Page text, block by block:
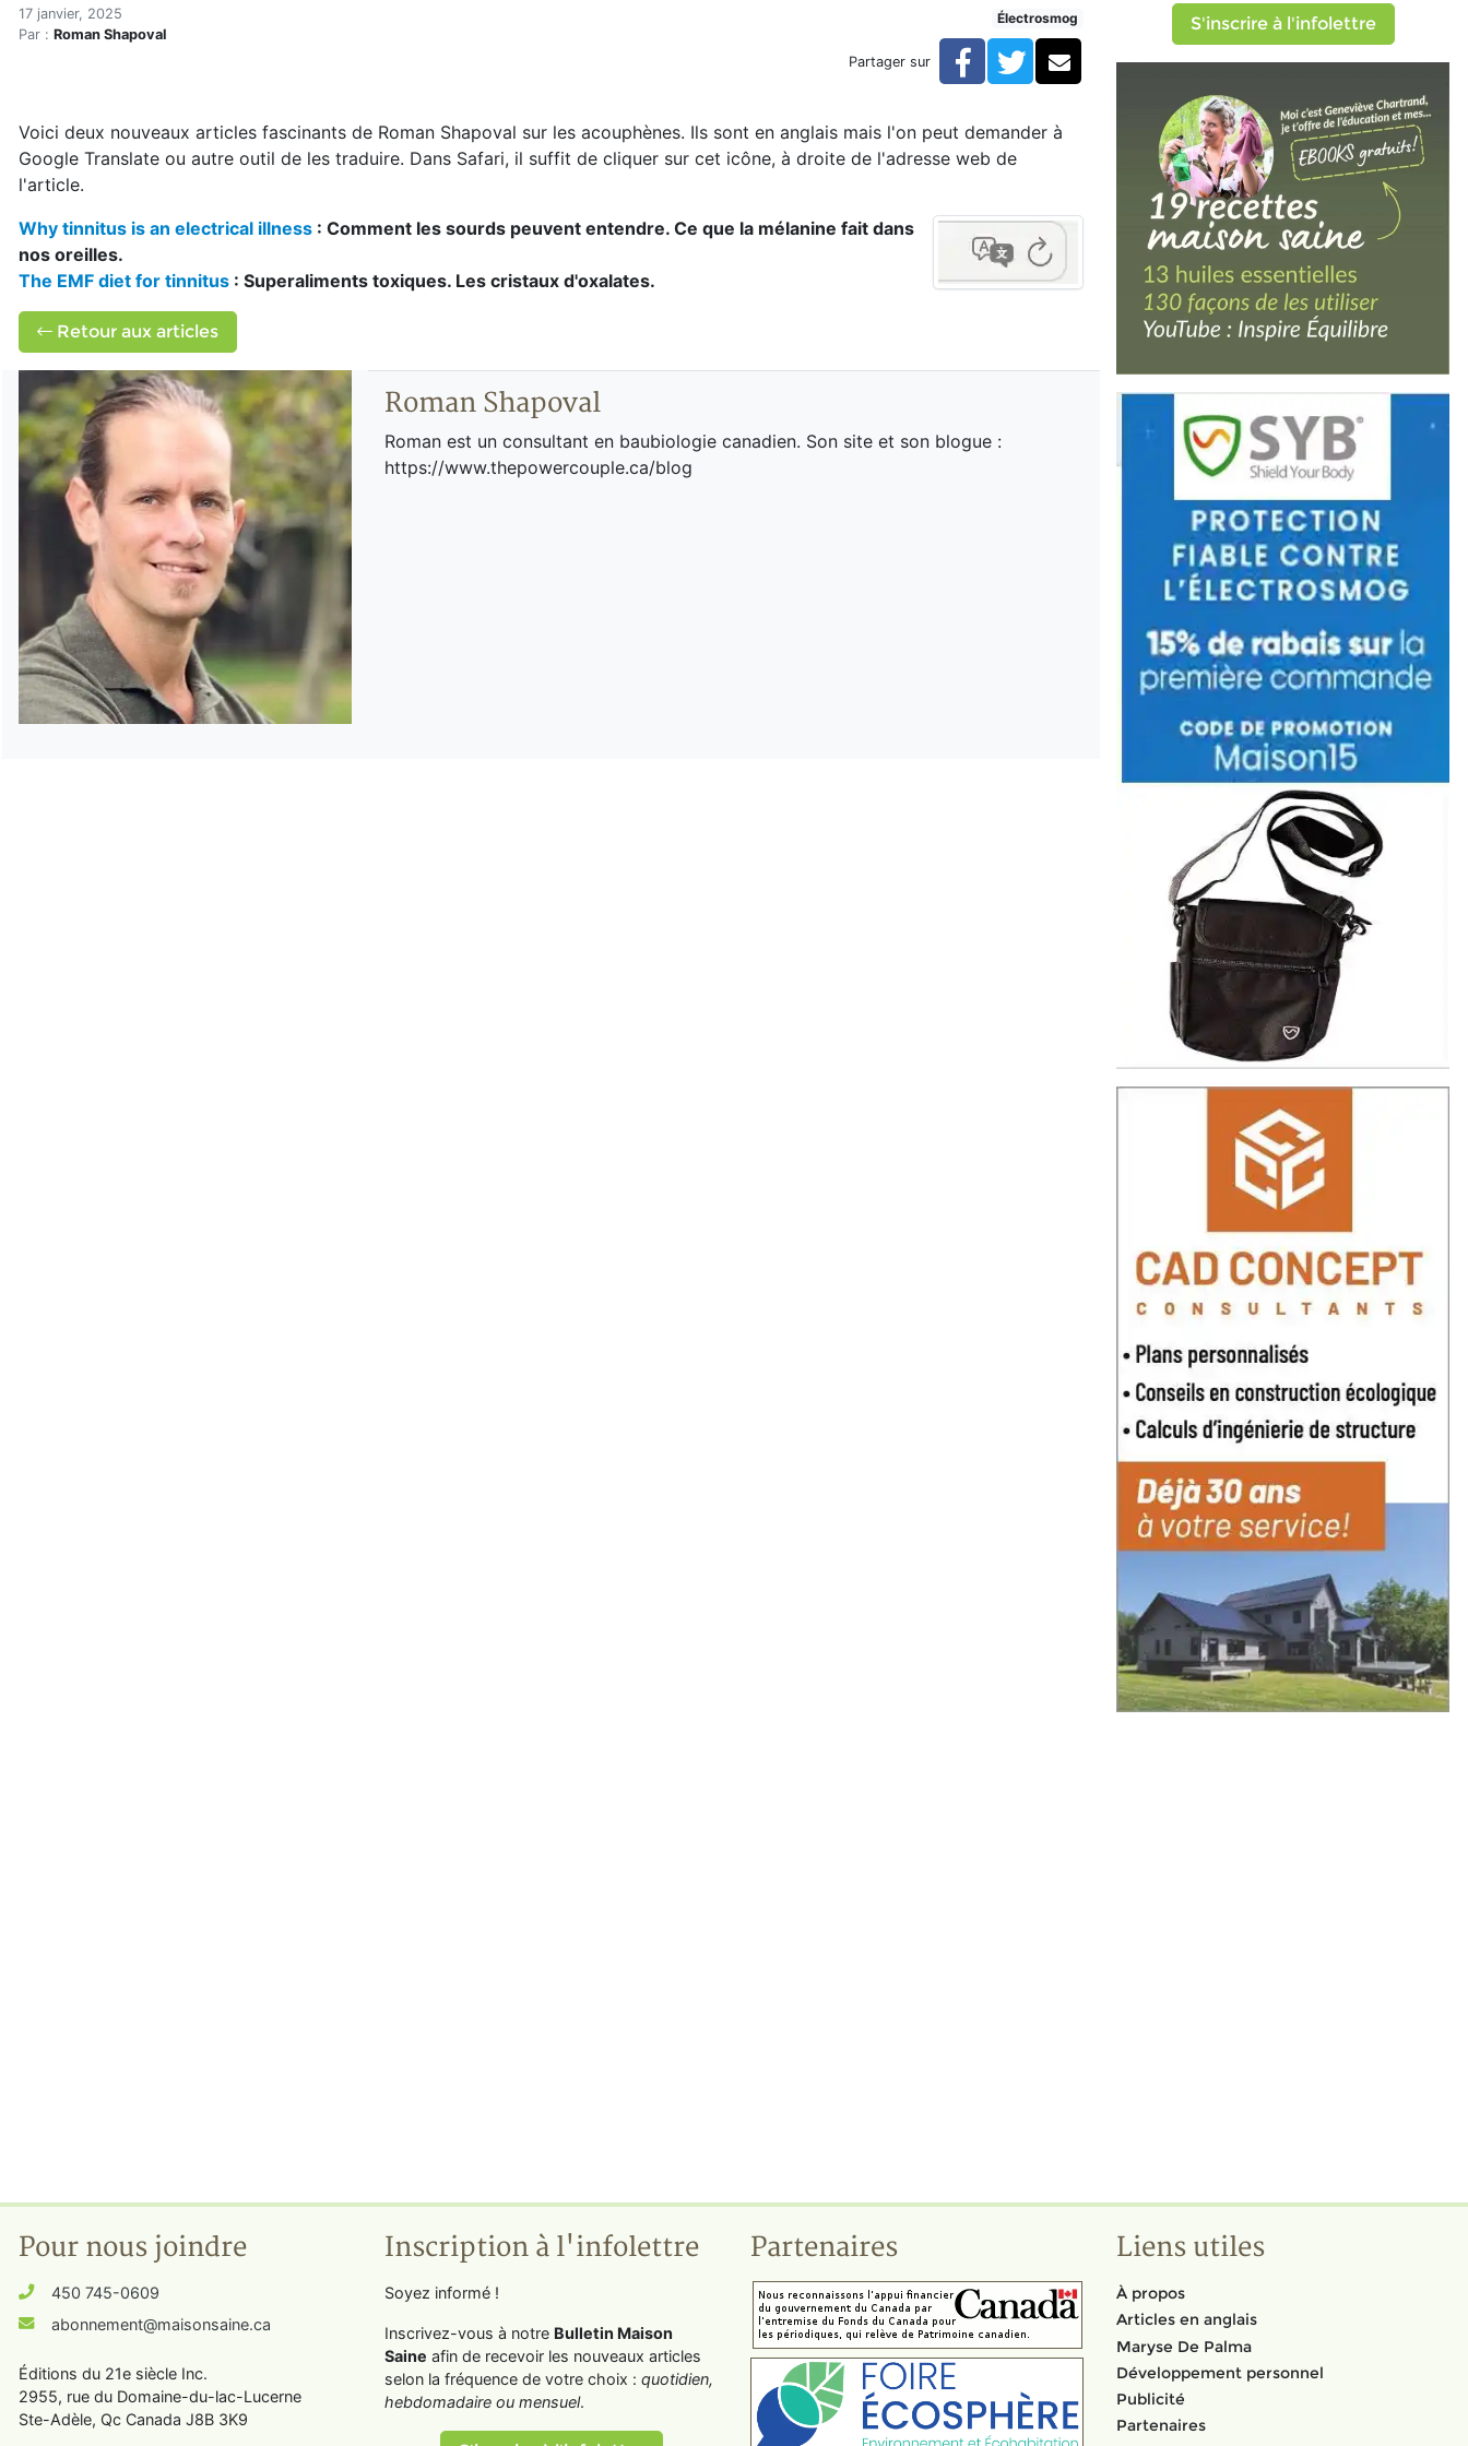
Accueil
Articles
Acouphènes? Lisez ceci!
17 janvier, 2025
Par : Roman Shapoval
Électrosmog
Partager sur Facebook
TwitterCourriel
Voici deux nouveaux articles fascinants de Roman Shapoval sur les acouphènes. Ils sont en anglais mais l'on peut demander à
Google Translate ou autre outil de les traduire. Dans Safari, il suffit de cliquer sur cet icône, à droite de l'adresse web de
l'article.
Why tinnitus is an electrical illness : Comment les sourds peuvent entendre. Ce que la mélanine fait dans
nos oreilles.
The EMF diet for tinnitus : Superaliments toxiques. Les cristaux d'oxalates.
Retour aux articles
Roman Shapoval
Roman est un consultant en baubiologie canadien. Son site et son blogue :
https://www.thepowercouple.ca/blog
S'inscrire à l'infolettre
Pour nous joindre
450 745-0609
abonnement@maisonsaine.ca
Éditions du 21e siècle Inc.
2955, rue du Domaine-du-lac-Lucerne
Ste-Adèle, Qc Canada J8B 3K9
Inscription à l'infolettre
Soyez informé !
Inscrivez-vous à notre Bulletin Maison
Saine afin de recevoir les nouveaux articles
selon la fréquence de votre choix : quotidien,
hebdomadaire ou mensuel.
Partenaires Liens utiles
À propos
Articles en anglais
Maryse De Palma
Développement personnel
Publicité
Partenaires